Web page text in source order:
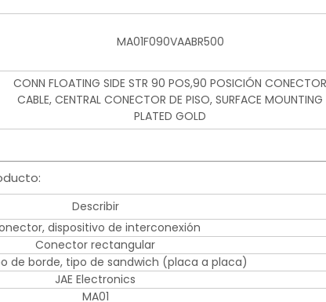
MA01F090VAABR500
CONN FLOATING SIDE STR 90 POS,90 POSICIÓN CONECTOR
CABLE, CENTRAL CONECTOR DE PISO, SURFACE MOUNTING
PLATED GOLD
Describir
dispositivo de interconexión
Conector rectangular
de borde, tipo de sandwich (placa a placa)
JAE Electronics
MA01